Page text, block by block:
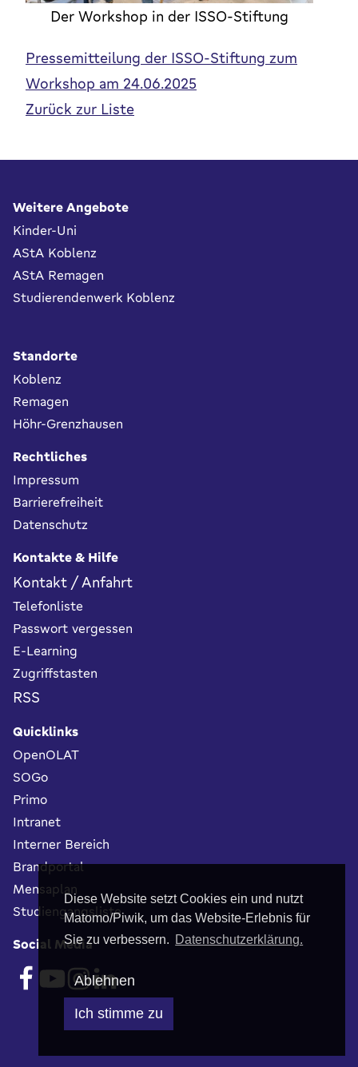
Diese Website setzt Cookies ein und nutzt
Matomo/Piwik, um das Website-Erlebnis für
Sie zu verbessern. Datenschutzerklärung.
Ablehnen
Ich stimme zu
Der Workshop in der ISSO-Stiftung
Pressemitteilung der ISSO-Stiftung zum
Workshop am 24.06.2025
Zurück zur Liste
Fußbereich
Weitere Angebote
Kinder-Uni
AStA Koblenz
AStA Remagen
Studierendenwerk Koblenz
Standorte
Koblenz
Remagen
Höhr-Grenzhausen
Rechtliches
Impressum
Barrierefreiheit
Datenschutz
Kontakte & Hilfe
Kontakt / Anfahrt
Telefonliste
Passwort vergessen
E-Learning
Zugriffstasten
RSS
Quicklinks
OpenOLAT
SOGo
Primo
Intranet
Interner Bereich
Brandportal
Mensaplan
Studiengangsliste
Social Media